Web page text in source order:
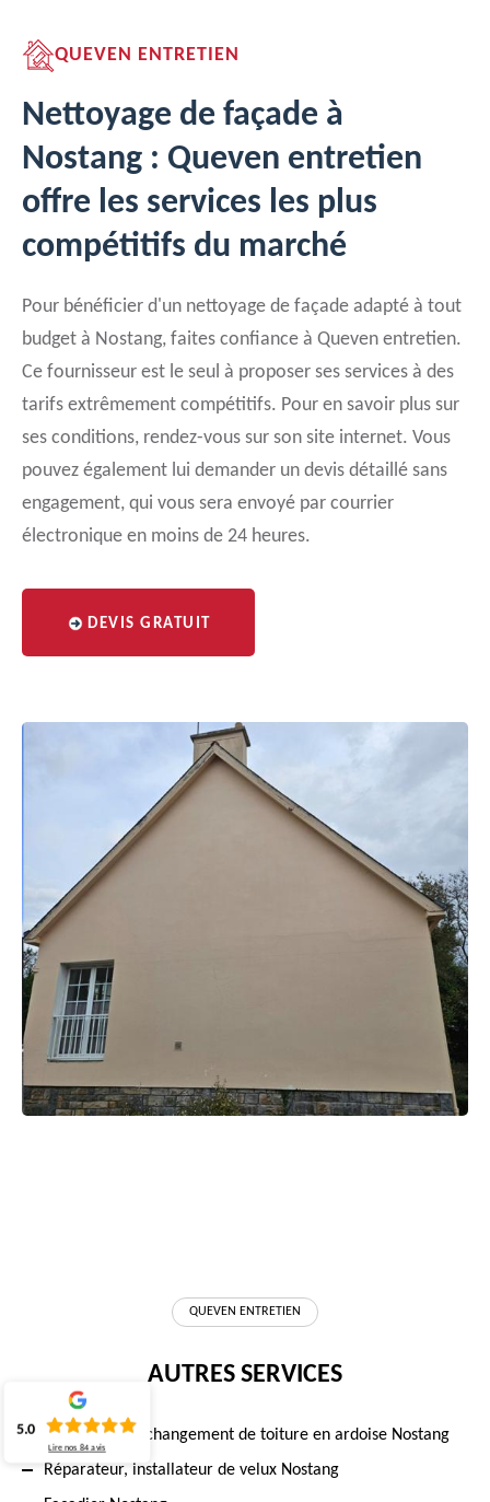
QUEVEN ENTRETIEN
Nettoyage de façade à
Nostang : Queven entretien
offre les services les plus
compétitifs du marché
Pour bénéficier d'un nettoyage de façade adapté à tout
budget à Nostang, faites confiance à Queven entretien.
Ce fournisseur est le seul à proposer ses services à des
tarifs extrêmement compétitifs. Pour en savoir plus sur
ses conditions, rendez-vous sur son site internet. Vous
pouvez également lui demander un devis détaillé sans
engagement, qui vous sera envoyé par courrier
électronique en moins de 24 heures.
DEVIS GRATUIT
QUEVEN ENTRETIEN
AUTRES SERVICES
Réparation et changement de toiture en ardoise Nostang
Réparateur, installateur de velux Nostang
5.0
Lire nos84 avis